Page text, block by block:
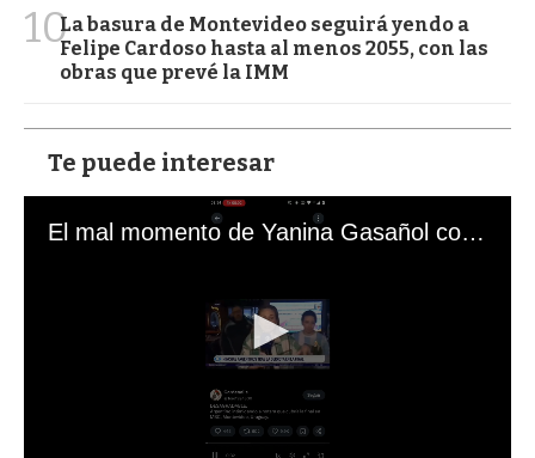
10La basura de Montevideo seguirá yendo a
Felipe Cardoso hasta al menos 2055, con las
obras que prevé la IMM
Te puede interesar
El mal momento de Yanina Gasañol con un hincha argentino en "Subrayado"